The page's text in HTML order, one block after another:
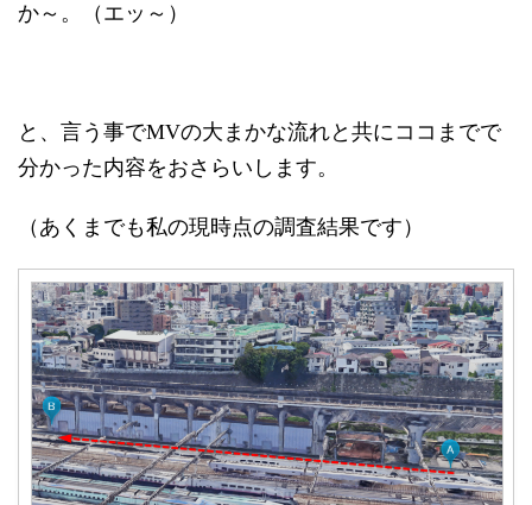
か～。（エッ～）
と、言う事でMVの大まかな流れと共にココまでで
分かった内容をおさらいします。
（あくまでも私の現時点の調査結果です）